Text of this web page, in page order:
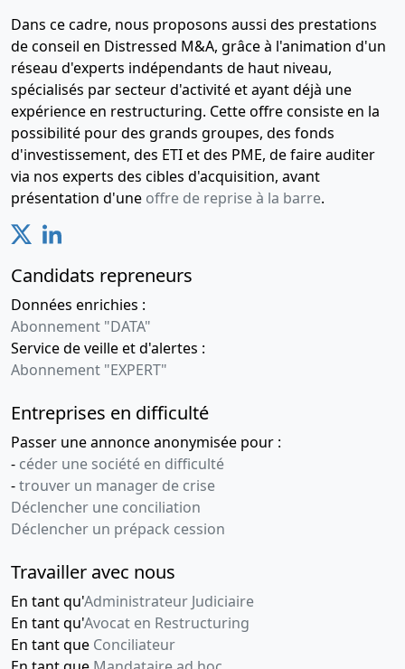
Dans ce cadre, nous proposons aussi des prestations
de conseil en Distressed M&A, grâce à l'animation d'un
réseau d'experts indépendants de haut niveau,
spécialisés par secteur d'activité et ayant déjà une
expérience en restructuring. Cette offre consiste en la
possibilité pour des grands groupes, des fonds
d'investissement, des ETI et des PME, de faire auditer
via nos experts des cibles d'acquisition, avant
présentation d'une offre de reprise à la barre.
Candidats repreneurs
Données enrichies :
Abonnement "DATA"
Service de veille et d'alertes :
Abonnement "EXPERT"
Entreprises en difficulté
Passer une annonce anonymisée pour :
- céder une société en difficulté
-trouver un manager de crise
Déclencher une conciliation
Déclencher un prépack cession
Travailler avec nous
En tant qu'Administrateur Judiciaire
En tant qu'Avocat en Restructuring
En tant que Conciliateur